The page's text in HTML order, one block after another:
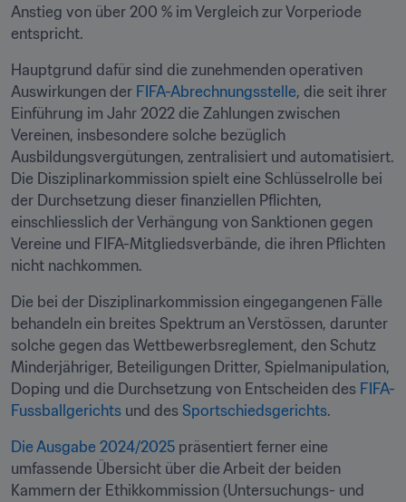
Anstieg von über 200 % im Vergleich zur Vorperiode
entspricht.
Hauptgrund dafür sind die zunehmenden operativen
Auswirkungen der FIFA-Abrechnungsstelle, die seit ihrer
Einführung im Jahr 2022 die Zahlungen zwischen
Vereinen, insbesondere solche bezüglich
Ausbildungsvergütungen, zentralisiert und automatisiert.
Die Disziplinarkommission spielt eine Schlüsselrolle bei
der Durchsetzung dieser finanziellen Pflichten,
einschliesslich der Verhängung von Sanktionen gegen
Vereine und FIFA-Mitgliedsverbände, die ihren Pflichten
nicht nachkommen.
Die bei der Disziplinarkommission eingegangenen Fälle
behandeln ein breites Spektrum an Verstössen, darunter
solche gegen das Wettbewerbsreglement, den Schutz
Minderjähriger, Beteiligungen Dritter, Spielmanipulation,
Doping und die Durchsetzung von Entscheiden des FIFA-
Fussballgerichts und des Sportschiedsgerichts.
Die Ausgabe 2024/2025 präsentiert ferner eine
umfassende Übersicht über die Arbeit der beiden
Kammern der Ethikkommission (Untersuchungs- und